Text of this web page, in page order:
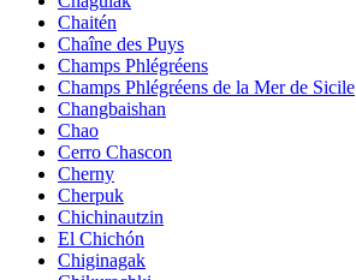
Chaitén
Chaîne des Puys
Champs Phlégréens
Champs Phlégréens de la Mer de Sicile
Changbaishan
Chao
Cerro Chascon
Cherny
Cherpuk
Chichinautzin
El Chichón
Chiginagak